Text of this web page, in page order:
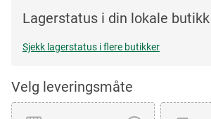
Lagerstatus i din lokale butikk
Sjekk lagerstatus i flere butikker
Velg leveringsmåte